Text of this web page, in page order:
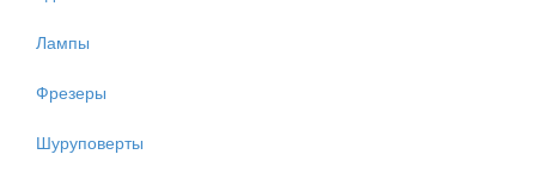
Лампы
Фрезеры
Шуруповерты